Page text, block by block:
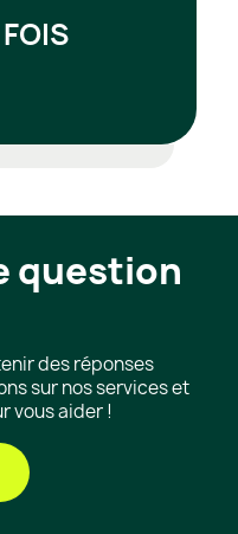
question
des réponses
sur nos services et
vous aider !